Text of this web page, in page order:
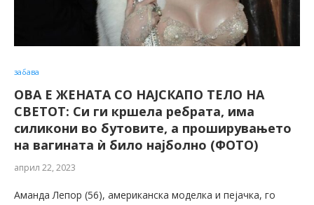
забава
ОВА Е ЖЕНАТА СО НАЈСКАПО ТЕЛО НА
СВЕТОТ: Си ги кршела ребрата, има
силикони во бутовите, а проширувањето
на вагината ѝ било најболно (ФОТО)
април 22, 2023
Аманда Лепор (56), американска моделка и пејачка, го